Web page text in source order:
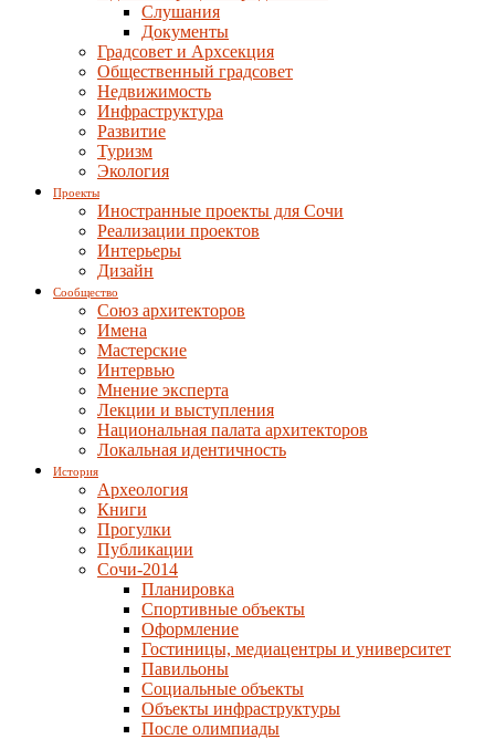
Слушания
Документы
Градсовет и Архсекция
Общественный градсовет
Недвижимость
Инфраструктура
Развитие
Туризм
Экология
Проекты
Иностранные проекты для Сочи
Реализации проектов
Интерьеры
Дизайн
Сообщество
Союз архитекторов
Имена
Мастерские
Интервью
Мнение эксперта
Лекции и выступления
Национальная палата архитекторов
Локальная идентичность
История
Археология
Книги
Прогулки
Публикации
Сочи-2014
Планировка
Спортивные объекты
Оформление
Гостиницы, медиацентры и университет
Павильоны
Социальные объекты
Объекты инфраструктуры
После олимпиады